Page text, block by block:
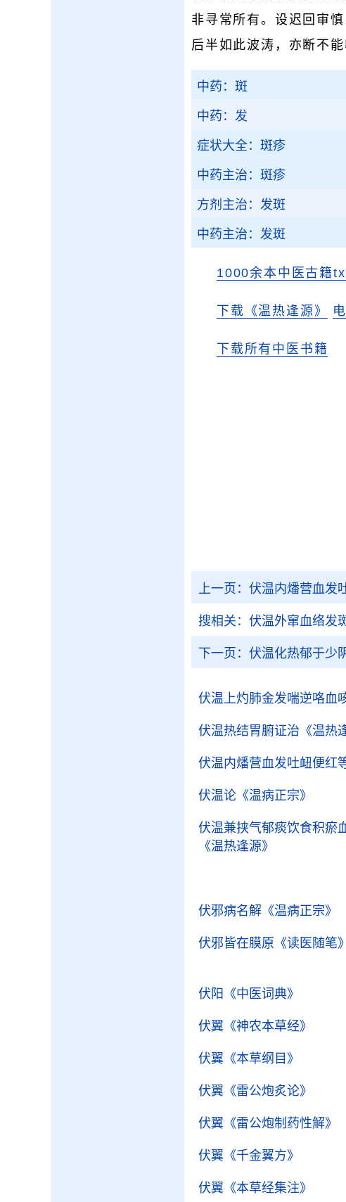
非寻常所有。设迟回审
后半如此波涛，亦断不能
中药：斑
中药：发
症状大全：斑疹
中药主治：斑疹
方剂主治：发斑
中药主治：发斑
1000余本中医古籍
下载《温热逢源》
下载所有中医书籍
上一页： 伏温内燔营血发
搜相关： 伏温外窜血络发
下一页： 伏温化热郁于少
伏温上灼肺金发喘逆咯血
伏温热结胃腑证治 《温热
伏温内燔营血发吐衄便红
伏温论 《温病正宗》
伏温兼挟气郁痰饮食积瘀
《温热逢源》
伏邪病名解 《温病正宗》
伏邪皆在膜原 《读医随笔》
伏阳 《中医词典》
伏翼 《神农本草经》
伏翼 《本草纲目》
伏翼 《雷公炮炙论》
伏翼 《雷公炮制药性解》
伏翼 《千金翼方》
伏翼 《本草经集注》